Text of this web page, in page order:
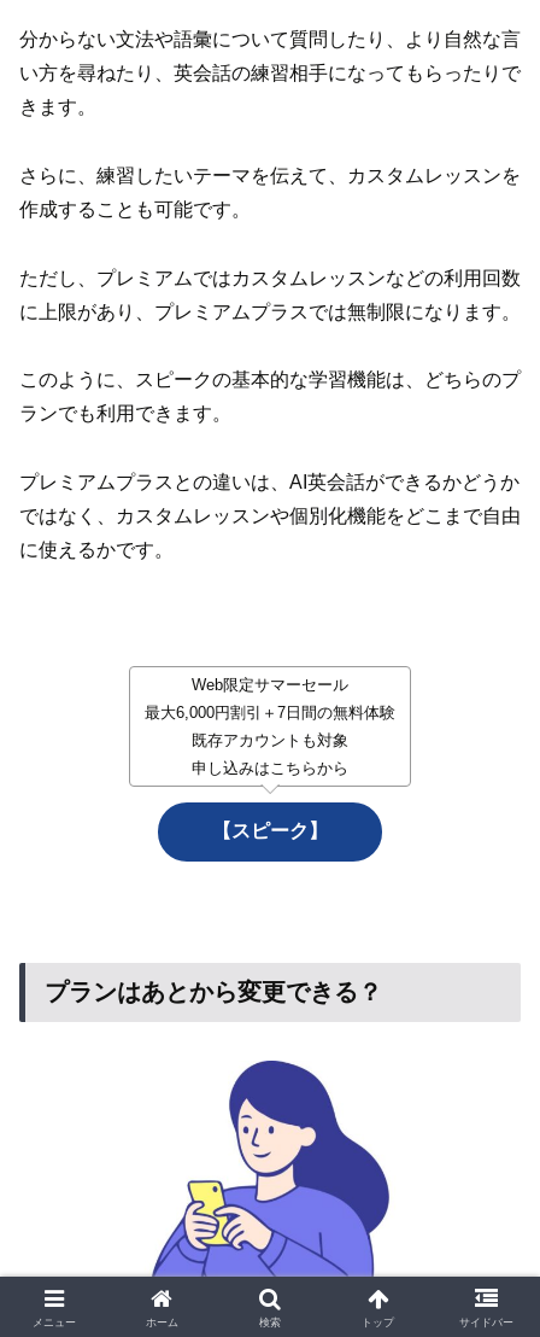
分からない文法や語彙について質問したり、より自然な言
い方を尋ねたり、英会話の練習相手になってもらったりで
きます。
さらに、練習したいテーマを伝えて、カスタムレッスンを
作成することも可能です。
ただし、プレミアムではカスタムレッスンなどの利用回数
に上限があり、プレミアムプラスでは無制限になります。
このように、スピークの基本的な学習機能は、どちらのプ
ランでも利用できます。
プレミアムプラスとの違いは、AI英会話ができるかどうか
ではなく、カスタムレッスンや個別化機能をどこまで自由
に使えるかです。
Web限定サマーセール
最大6,000円割引＋7日間の無料体験
既存アカウントも対象
申し込みはこちらから
【スピーク】
プランはあとから変更できる？
メニュー ホーム 検索 トップ サイドバー